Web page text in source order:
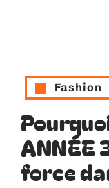
Fashion
ANNÉE
force